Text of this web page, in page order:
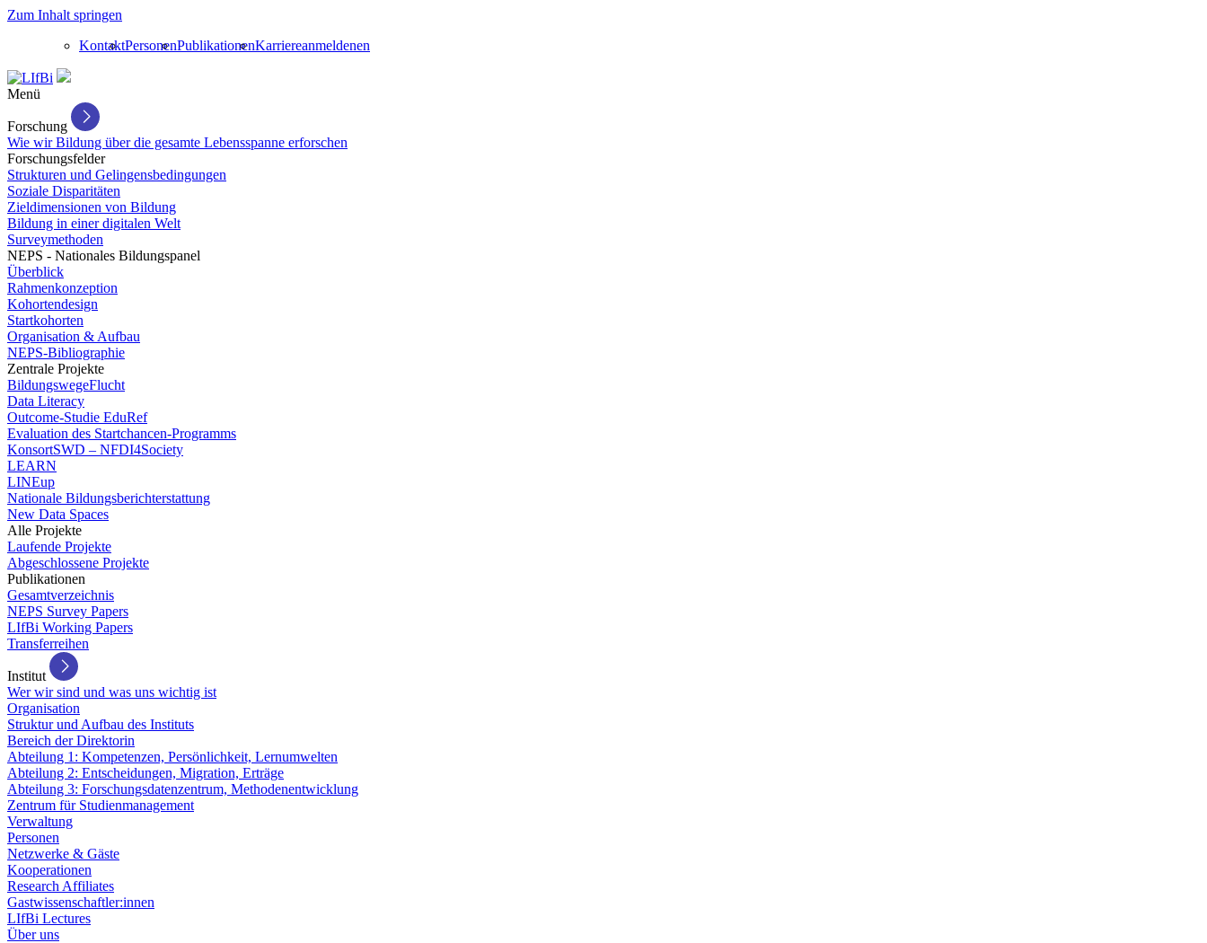
Zum Inhalt springen
KontaktPersonenPublikationenKarriereanmeldenen
Menü
Forschung
Wie wir Bildung über die gesamte Lebensspanne erforschen
Forschungsfelder
Strukturen und Gelingensbedingungen
Soziale Disparitäten
Zieldimensionen von Bildung
Bildung in einer digitalen Welt
Surveymethoden
NEPS - Nationales Bildungspanel
Überblick
Rahmenkonzeption
Kohortendesign
Startkohorten
Organisation & Aufbau
NEPS-Bibliographie
Zentrale Projekte
BildungswegeFlucht
Data Literacy
Outcome-Studie EduRef
Evaluation des Startchancen-Programms
KonsortSWD – NFDI4Society
LEARN
LINEup
Nationale Bildungsberichterstattung
New Data Spaces
Alle Projekte
Laufende Projekte
Abgeschlossene Projekte
Publikationen
Gesamtverzeichnis
NEPS Survey Papers
LIfBi Working Papers
Transferreihen
Institut
Wer wir sind und was uns wichtig ist
Organisation
Struktur und Aufbau des Instituts
Bereich der Direktorin
Abteilung 1: Kompetenzen, Persönlichkeit, Lernumwelten
Abteilung 2: Entscheidungen, Migration, Erträge
Abteilung 3: Forschungsdatenzentrum, Methodenentwicklung
Zentrum für Studienmanagement
Verwaltung
Personen
Netzwerke & Gäste
Kooperationen
Research Affiliates
Gastwissenschaftler:innen
LIfBi Lectures
Über uns